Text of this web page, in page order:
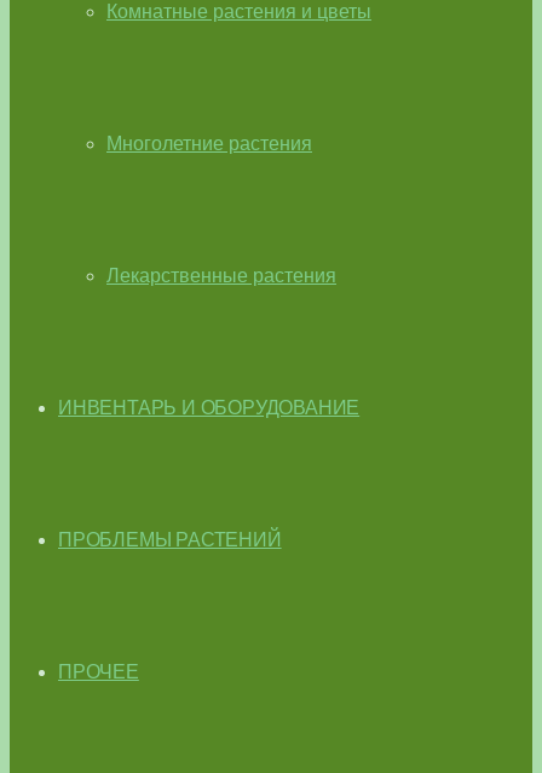
Комнатные растения и цветы
Многолетние растения
Лекарственные растения
ИНВЕНТАРЬ И ОБОРУДОВАНИЕ
ПРОБЛЕМЫ РАСТЕНИЙ
ПРОЧЕЕ